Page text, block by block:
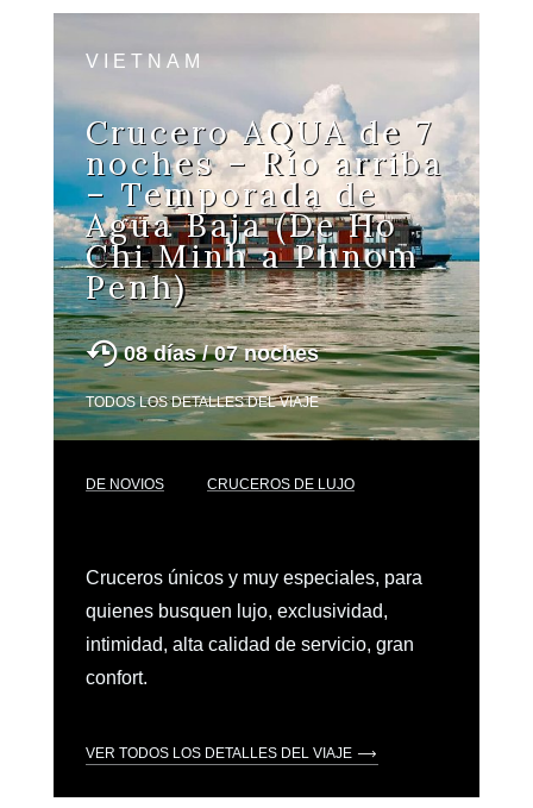
VIETNAM
Crucero AQUA de 7
noches – Río arriba
– Temporada de
Agua Baja (De Ho
Chi Minh a Phnom
Penh)
08 días / 07 noches
TODOS LOS DETALLES DEL VIAJE
DE NOVIOS CRUCEROS DE LUJO
Cruceros únicos y muy especiales, para
quienes busquen lujo, exclusividad,
intimidad, alta calidad de servicio, gran
confort.
VER TODOS LOS DETALLES DEL VIAJE